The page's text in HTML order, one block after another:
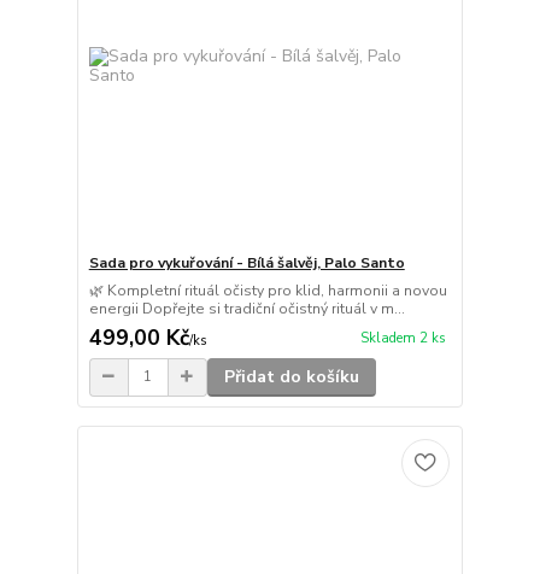
Sada pro vykuřování - Bílá šalvěj, Palo Santo
🌿 Kompletní rituál očisty pro klid, harmonii a novou
energii Dopřejte si tradiční očistný rituál v m...
499,00 Kč/ks Skladem 2 ks
Přidat do košíku